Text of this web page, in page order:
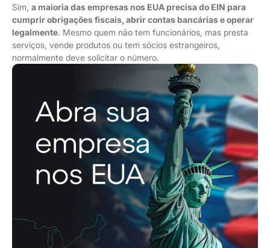
Sim, a maioria das empresas nos EUA precisa do EIN para
cumprir obrigações fiscais, abrir contas bancárias e operar
legalmente. Mesmo quem não tem funcionários, mas presta
serviços, vende produtos ou tem sócios estrangeiros,
normalmente deve solicitar o número.